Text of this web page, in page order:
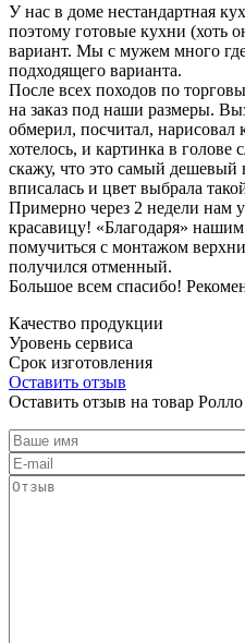
У нас в доме нестандартная
поэтому готовые кухни (хоть
вариант. Мы с мужем много
подходящего варианта.
После всех походов по
на заказ под наши размеры.
обмерил, посчитал,
хотелось, и картинка в голове
скажу, что это самый дешевый
вписалась и цвет выбрала
Примерно через 2 недели нам
красавицу! «Благодаря»
помучиться с монтажом
получился отменный.
Большое всем спасибо!
Качество продукции
Уровень сервиса
Срок изготовления
Оставить отзыв
Оставить отзыв на товар Ролло